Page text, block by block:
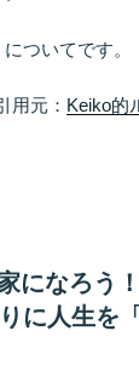
ついてです。
用元： Keiko的
になろう
に人生を